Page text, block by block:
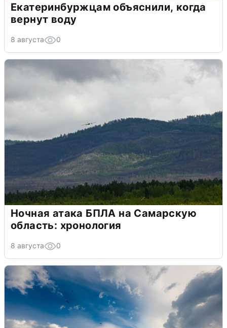
Екатеринбуржцам объяснили, когда
вернут воду
8 августа 0
Ночная атака БПЛА на Самарскую
область: хронология
8 августа 0